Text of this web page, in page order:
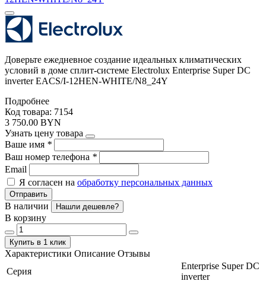
Доверьте ежедневное создание идеальных климатических
условий в доме сплит-системе Electrolux Enterprise Super DC
inverter EACS/I-12HEN-WHITE/N8_24Y
Подробнее
Код товара: 7154
3 750.00 BYN
Узнать цену товара
Ваше имя *
Ваш номер телефона *
Email
Я согласен на обработку персональных данных
Отправить
В наличии Нашли дешевле?
В корзину
Купить в 1 клик
Характеристики Описание Отзывы
Серия
Enterprise Super DC
inverter